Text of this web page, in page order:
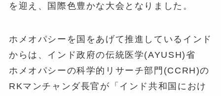
を迎え、国際色豊かな大会となりました。
ホメオパシーを国をあげて推進しているインド
からは、インド政府の伝統医学(AYUSH)省
ホメオパシーの科学的リサーチ部門(CCRH)の
RKマンチャンダ長官が「インド共和国におけ